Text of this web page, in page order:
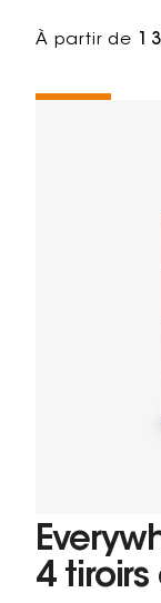
À partir de 1
4 tiroirs